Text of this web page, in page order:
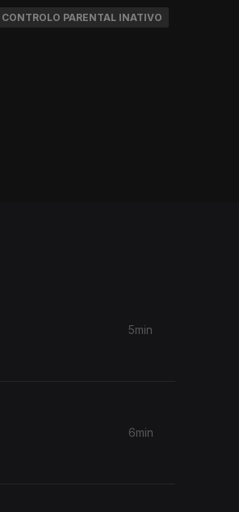
CONTROLO PARENTAL INATIVO
5min
6min